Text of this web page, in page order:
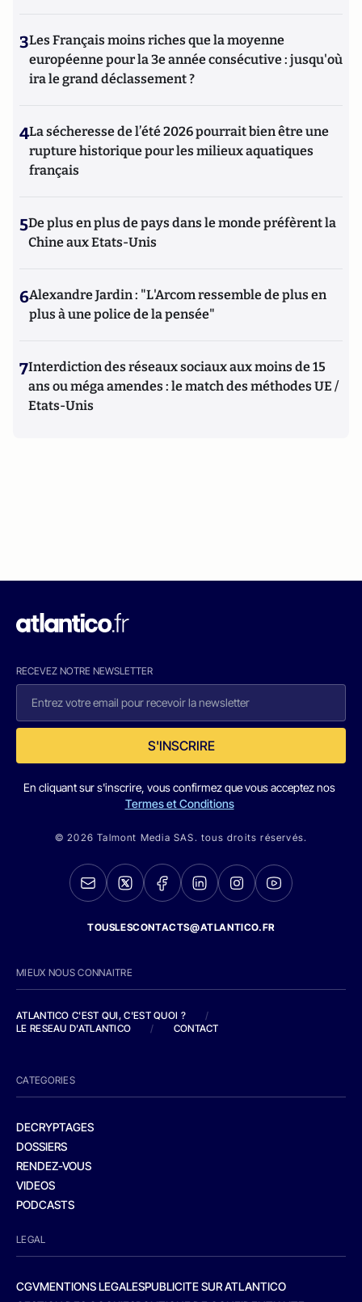
3Les Français moins riches que la moyenne
européenne pour la 3e année consécutive : jusqu'où
ira le grand déclassement ?
4La sécheresse de l’été 2026 pourrait bien être une
rupture historique pour les milieux aquatiques
français
5De plus en plus de pays dans le monde préfèrent la
Chine aux Etats-Unis
6Alexandre Jardin : "L'Arcom ressemble de plus en
plus à une police de la pensée"
7Interdiction des réseaux sociaux aux moins de 15
ans ou méga amendes : le match des méthodes UE /
Etats-Unis
RECEVEZ NOTRE NEWSLETTER
S'INSCRIRE
En cliquant sur s'inscrire, vous confirmez que vous acceptez nos
Termes et Conditions
© 2026 Talmont Media SAS. tous droits réservés.
TOUSLESCONTACTS@ATLANTICO.FR
MIEUX NOUS CONNAITRE
ATLANTICO C'EST QUI, C'EST QUOI ?
/
LE RESEAU D'ATLANTICO
/ CONTACT
CATEGORIES
DECRYPTAGES
DOSSIERS
RENDEZ-VOUS
VIDEOS
PODCASTS
LEGAL
CGVMENTIONS LEGALESPUBLICITE SUR ATLANTICO